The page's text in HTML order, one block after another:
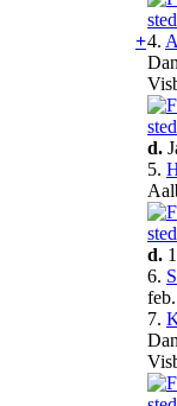
+4.
d.
5.
d.
6.
7.